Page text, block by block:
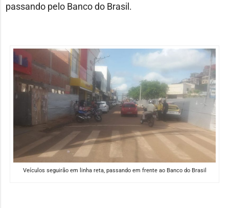
passando pelo Banco do Brasil.
Veículos seguirão em linha reta, passando em frente ao Banco do Brasil